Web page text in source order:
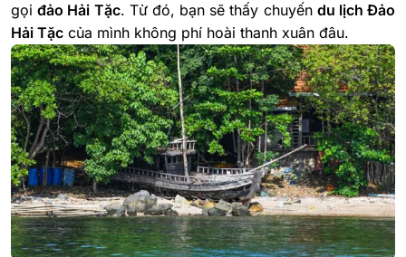
gọiđảo Hải Tặc. Từ đó, bạn sẽ thấy chuyến du lịch Đảo
Hải Tặc của mình không phí hoài thanh xuân đâu.